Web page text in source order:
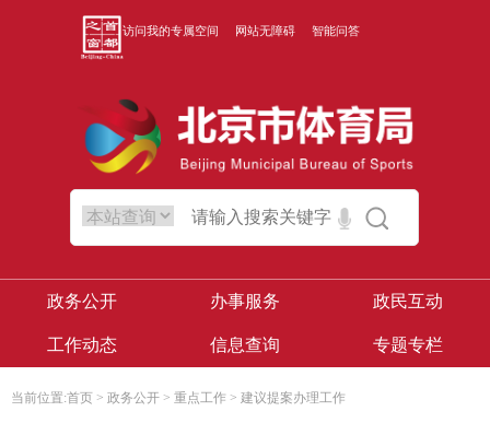
访问我的专属空间 网站无障碍 智能问答
政务公开 办事服务 政民互动
工作动态 信息查询 专题专栏
当前位置:首页 > 政务公开 > 重点工作 > 建议提案办理工作